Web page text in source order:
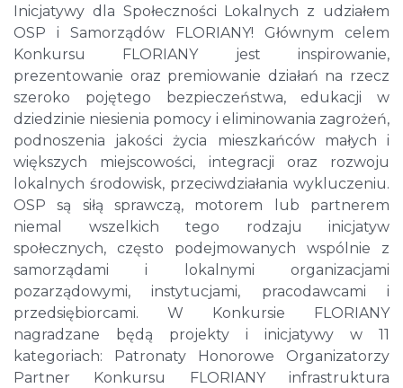
Inicjatywy dla Społeczności Lokalnych z udziałem
OSP i Samorządów FLORIANY! Głównym celem
Konkursu FLORIANY jest inspirowanie,
prezentowanie oraz premiowanie działań na rzecz
szeroko pojętego bezpieczeństwa, edukacji w
dziedzinie niesienia pomocy i eliminowania zagrożeń,
podnoszenia jakości życia mieszkańców małych i
większych miejscowości, integracji oraz rozwoju
lokalnych środowisk, przeciwdziałania wykluczeniu.
OSP są siłą sprawczą, motorem lub partnerem
niemal wszelkich tego rodzaju inicjatyw
społecznych, często podejmowanych wspólnie z
samorządami i lokalnymi organizacjami
pozarządowymi, instytucjami, pracodawcami i
przedsiębiorcami. W Konkursie FLORIANY
nagradzane będą projekty i inicjatywy w 11
kategoriach: Patronaty Honorowe Organizatorzy
Partner Konkursu FLORIANY infrastruktura